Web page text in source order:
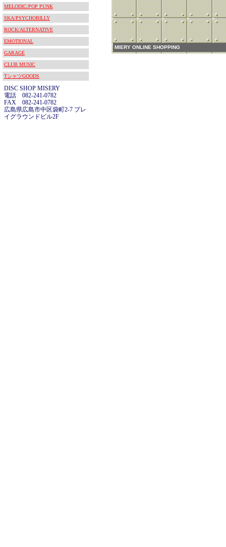
MELODIC/POP PUNK
SKA/PSYCHOBILLY
ROCK/ALTERNATIVE
EMOTIONAL
GARAGE
CLUB MUSIC
TシャツGOODS
DISC SHOP MISERY
電話 082-241-0782
FAX 082-241-0782
広島県広島市中区袋町2-7 プレ
イグラウンドビル2F
MIERY ONLINE SHOPPING